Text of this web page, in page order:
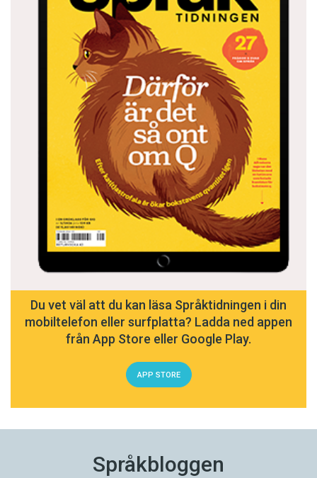
Du vet väl att du kan läsa Språktidningen i din
mobiltelefon eller surfplatta? Ladda ned appen
från App Store eller Google Play.
APP STORE
Språkbloggen